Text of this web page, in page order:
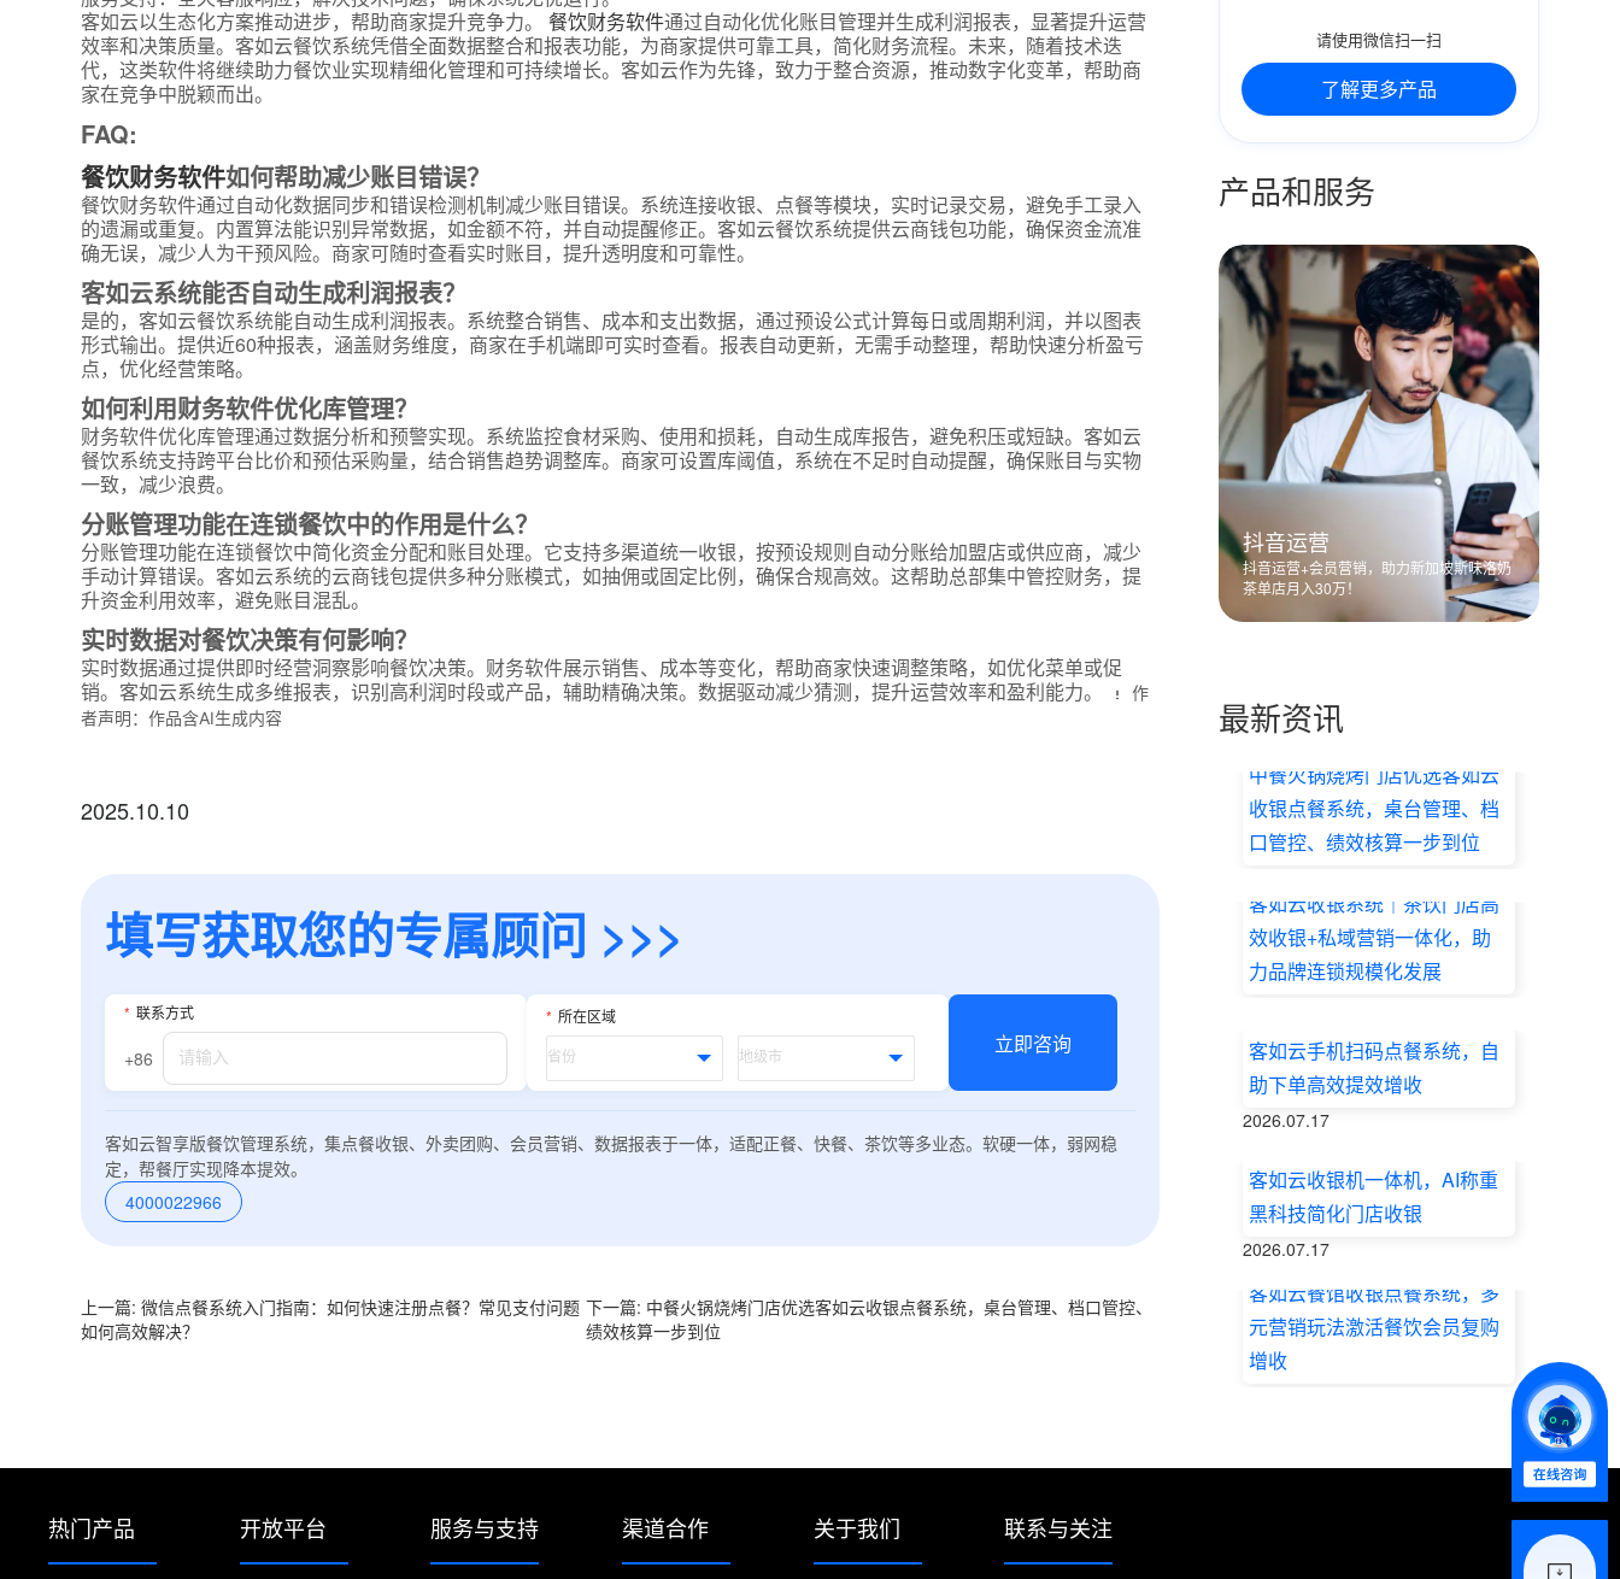
客如云以生态化方案推动进步，帮助商家提升竞争力。 餐饮财务软件通过自动化优化账目管理并生成利润报表，显著提升运营
效率和决策质量。客如云餐饮系统凭借全面数据整合和报表功能，为商家提供可靠工具，简化财务流程。未来，随着技术迭
代，这类软件将继续助力餐饮业实现精细化管理和可持续增长。客如云作为先锋，致力于整合资源，推动数字化变革，帮助商
家在竞争中脱颖而出。
FAQ:
餐饮财务软件如何帮助减少账目错误？
餐饮财务软件通过自动化数据同步和错误检测机制减少账目错误。系统连接收银、点餐等模块，实时记录交易，避免手工录入
的遗漏或重复。内置算法能识别异常数据，如金额不符，并自动提醒修正。客如云餐饮系统提供云商钱包功能，确保资金流准
确无误，减少人为干预风险。商家可随时查看实时账目，提升透明度和可靠性。
客如云系统能否自动生成利润报表？
是的，客如云餐饮系统能自动生成利润报表。系统整合销售、成本和支出数据，通过预设公式计算每日或周期利润，并以图表
形式输出。提供近60种报表，涵盖财务维度，商家在手机端即可实时查看。报表自动更新，无需手动整理，帮助快速分析盈亏
点，优化经营策略。
如何利用财务软件优化库管理？
财务软件优化库管理通过数据分析和预警实现。系统监控食材采购、使用和损耗，自动生成库报告，避免积压或短缺。客如云
餐饮系统支持跨平台比价和预估采购量，结合销售趋势调整库。商家可设置库阈值，系统在不足时自动提醒，确保账目与实物
一致，减少浪费。
分账管理功能在连锁餐饮中的作用是什么？
分账管理功能在连锁餐饮中简化资金分配和账目处理。它支持多渠道统一收银，按预设规则自动分账给加盟店或供应商，减少
手动计算错误。客如云系统的云商钱包提供多种分账模式，如抽佣或固定比例，确保合规高效。这帮助总部集中管控财务，提
升资金利用效率，避免账目混乱。
实时数据对餐饮决策有何影响？
实时数据通过提供即时经营洞察影响餐饮决策。财务软件展示销售、成本等变化，帮助商家快速调整策略，如优化菜单或促
销。客如云系统生成多维报表，识别高利润时段或产品，辅助精确决策。数据驱动减少猜测，提升运营效率和盈利能力。
作
者声明：作品含AI生成内容
2025.10.10
填写获取您的专属顾问 >>>
* 联系方式
+86
* 所在区域
立即咨询
客如云智享版餐饮管理系统，集点餐收银、外卖团购、会员营销、数据报表于一体，适配正餐、快餐、茶饮等多业态。软硬一体，弱网稳
定，帮餐厅实现降本提效。
4000022966
上一篇: 微信点餐系统入门指南：如何快速注册点餐？常见支付问题
如何高效解决？
下一篇: 中餐火锅烧烤门店优选客如云收银点餐系统，桌台管理、档口管控、
绩效核算一步到位
请使用微信扫一扫
了解更多产品
产品和服务
抖音运营
抖音运营+会员营销，助力新加坡斯味洛奶
茶单店月入30万！
最新资讯
中餐火锅烧烤门店优选客如云
收银点餐系统，桌台管理、档
口管控、绩效核算一步到位
客如云收银系统｜茶饮门店高
效收银+私域营销一体化，助
力品牌连锁规模化发展
客如云手机扫码点餐系统，自
助下单高效提效增收
2026.07.17
客如云收银机一体机，AI称重
黑科技简化门店收银
2026.07.17
客如云餐馆收银点餐系统，多
元营销玩法激活餐饮会员复购
增收
热门产品 开放平台 服务与支持 渠道合作 关于我们 联系与关注
+86
*所属业态
*我的姓名
附加留言
预约试用